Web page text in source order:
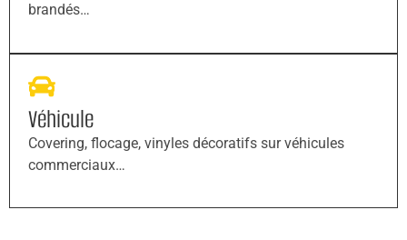
brandés…
Véhicule
Covering, flocage, vinyles décoratifs sur véhicules
commerciaux…